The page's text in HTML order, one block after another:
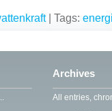
| Tags:
Archives
All entries,